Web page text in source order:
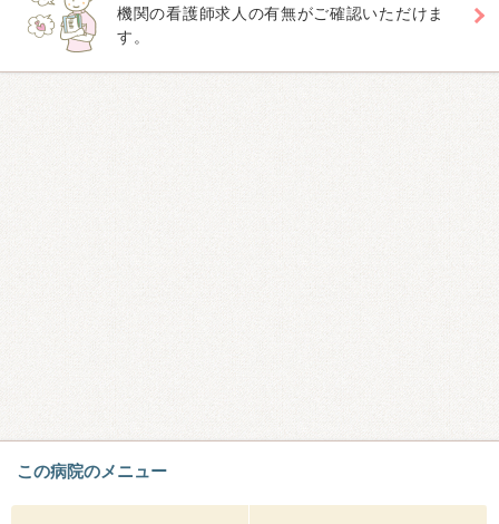
機関の看護師求人の有無がご確認いただけま
す。
この病院のメニュー